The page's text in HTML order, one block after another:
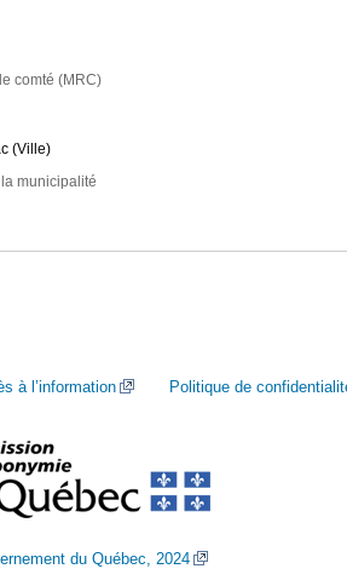
comté (MRC)
(Ville)
municipalité
à l’information Politique de
du Québec, 2024